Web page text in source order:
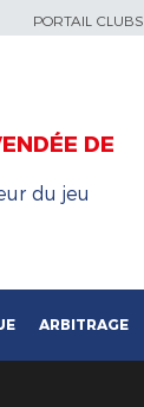
PORTAIL CLUBS
DE
du jeu
ARBITRAGE